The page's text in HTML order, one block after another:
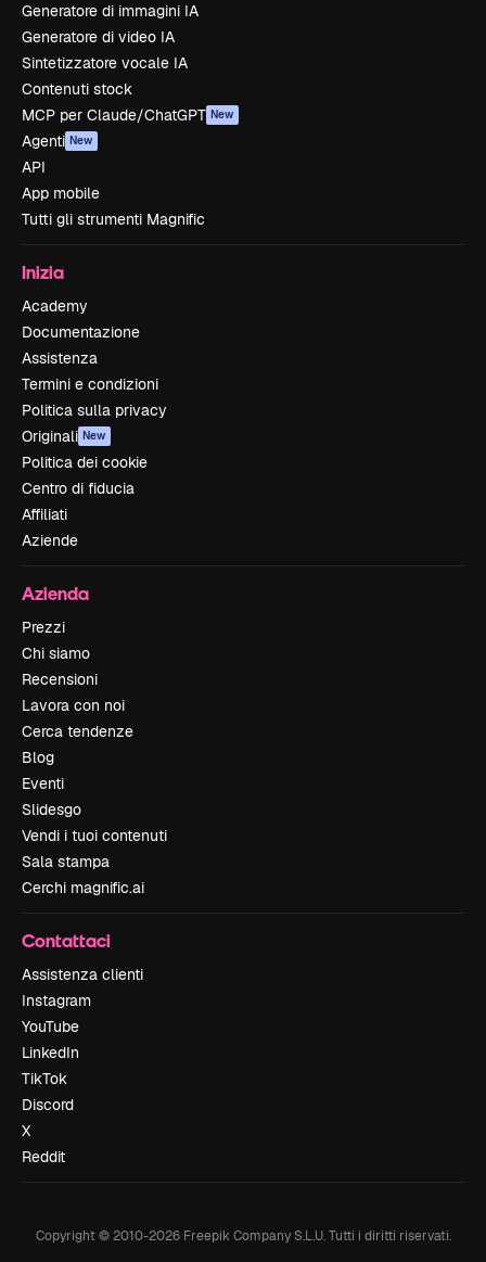
Generatore di immagini IA
Generatore di video IA
Sintetizzatore vocale IA
Contenuti stock
MCP per Claude/ChatGPT New
Agenti New
API
App mobile
Tutti gli strumenti Magnific
Inizia
Academy
Documentazione
Assistenza
Termini e condizioni
Politica sulla privacy
Originali New
Politica dei cookie
Centro di fiducia
Affiliati
Aziende
Azienda
Prezzi
Chi siamo
Recensioni
Lavora con noi
Cerca tendenze
Blog
Eventi
Slidesgo
Vendi i tuoi contenuti
Sala stampa
Cerchi magnific.ai
Contattaci
Assistenza clienti
Instagram
YouTube
LinkedIn
TikTok
Discord
X
Reddit
Copyright © 2010-2026Freepik Company S.L.U. Tutti i diritti riservati.